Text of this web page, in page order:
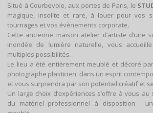
Situé à Courbevoie, aux portes de Paris, le
magique, insolite et rare, à louer pour vos
tournages et vos évènements corporate.
Cette ancienne maison atelier d’artiste d’une
inondée de lumière naturelle, vous
multiples possibilités.
Le lieu a été entièrement meublé et décoré par
photographe plasticien, dans un esprit
et vous surprendra par son potentiel créatif et
Un large choix d’expériences s’offre à vous
du matériel professionnel à disposition :